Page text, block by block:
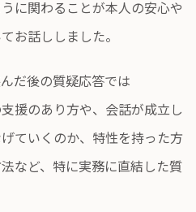
に関わることが本人の安心や
お話ししました。
だ後の質疑応答では
援のあり方や、会話が成立し
ていくのか、特性を持った方
など、特に実務に直結した質